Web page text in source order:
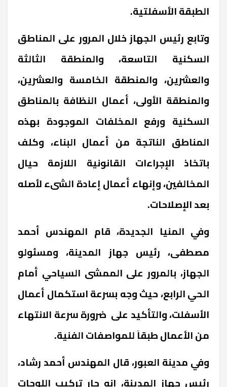
الطبقة الأسفلتية.
وتابع رئيس الجهاز خلال المرور على المناطق
السكنية التاسعة، والمنطقة الثالثة
والعشرين، والمنطقة الخامسة والعشرين،
والمنطقة الأولى، أعمال النظافة بالمناطق
السكنية ورفع المخلفات الموجودة بهذه
المناطق الناتجة من أعمال البناء، وكلف
باتخاذ الإجراءات القانونية اللازمة حيال
المخالفين، وإنهاء أعمال إعادة الشىء لأصله
بعد الإصلاحات.
وفي المنيا الجديدة، قام المهندس أحمد
مصطفى، رئيس جهاز المدينة، ومسئولو
الجهاز، بالمرور على الممشى السياحي أمام
الحي الرابع، حيث وجه بسرعة استكمال أعمال
الأسفلت، والتأكيد على ضرورة سرعة الانتهاء
من الأعمال طبقاَ للمواصفات الفنية.
وفي مدينة العبور، قال المهندس أحمد رشاد،
رئيس جهاز المدينة، إنه جارٍ تركيب اللوحات